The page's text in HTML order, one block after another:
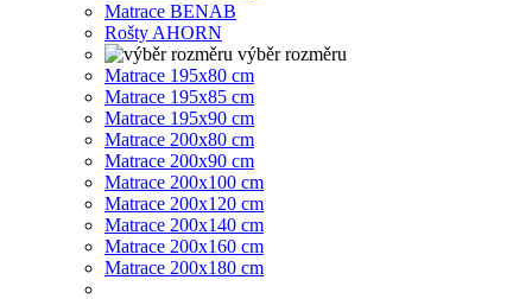
Matrace BENAB
Rošty AHORN
výběr rozměru
Matrace 195x80 cm
Matrace 195x85 cm
Matrace 195x90 cm
Matrace 200x80 cm
Matrace 200x90 cm
Matrace 200x100 cm
Matrace 200x120 cm
Matrace 200x140 cm
Matrace 200x160 cm
Matrace 200x180 cm